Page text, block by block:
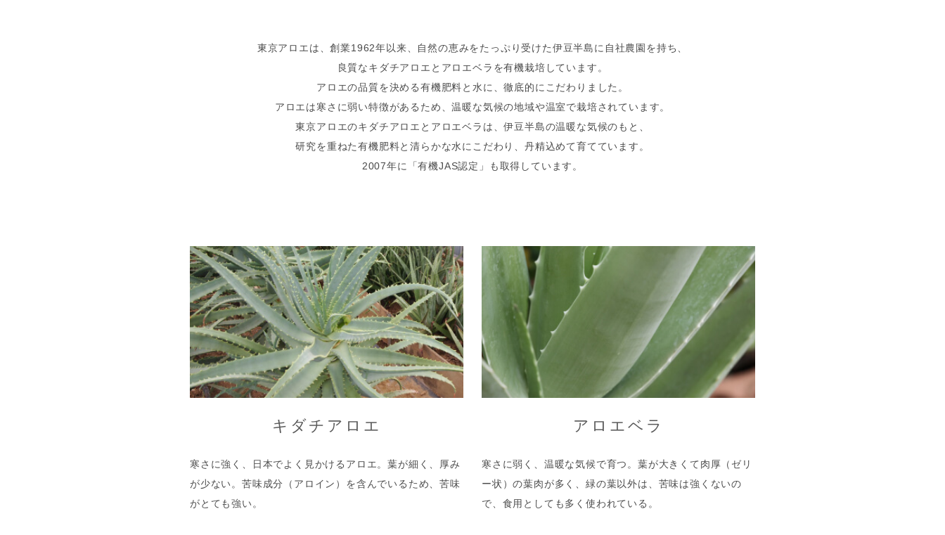
東京アロエは、創業1962年以来、自然の恵みをたっぷり受けた伊豆半島に自社農園を持ち、
良質なキダチアロエとアロエベラを有機栽培しています。
アロエの品質を決める有機肥料と水に、徹底的にこだわりました。
アロエは寒さに弱い特徴があるため、温暖な気候の地域や温室で栽培されています。
東京アロエのキダチアロエとアロエベラは、伊豆半島の温暖な気候のもと、
研究を重ねた有機肥料と清らかな水に こだわり、丹精込めて育てています。
2007年に「有機JAS認定」も取得しています。
キダチアロエ
寒さに強く、日本でよく見かけるアロエ。葉が細く、厚み
が少ない。苦味成分（アロイン）を含んでいるため、苦味
がとても強い。
アロエベラ
寒さに弱く、温暖な気候で育つ。葉が大きくて肉厚（ゼリ
ー状）の葉肉が多く、緑の葉以外は、苦味は強くないの
で、食用としても多く使われている。